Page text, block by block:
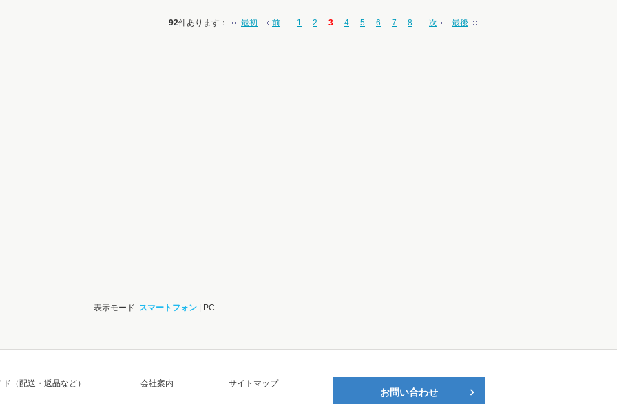
92件あります ： 最初 前 1 2 3 4 5 6 7 8 次 最後
表示モード: スマートフォン | PC
（配送・返品など） 会社案内 サイトマップ
お問い合わせ